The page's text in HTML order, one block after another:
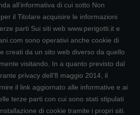
all’informativa di cui sotto Non
il Titolare acquisire le informazioni
parti Sui siti web www.perigotti.it e
sono operativi anche cookie di
creati da un sito web diverso da quello
visitando. In a quanto previsto dal
privacy dell’8 maggio 2014, il
il link aggiornato alle informative e ai
terze parti con cui sono stati stipulati
di cookie tramite i propri siti.